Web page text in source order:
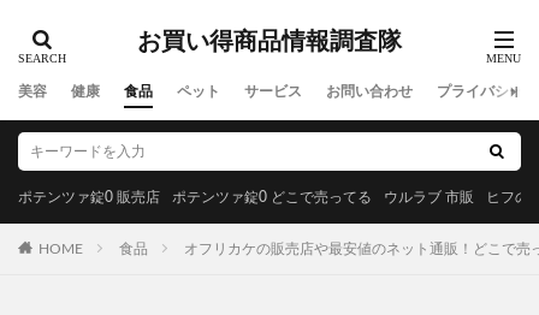
お買い得商品情報調査隊
美容 健康 食品 ペット サービス お問い合わせ プライバシー
ポテンツァ錠0 販売店 ポテンツァ錠0 どこで売ってる ウルラブ 市販 ヒフの
HOME 食品 オフリカケの販売店や最安値のネット通販！どこで売